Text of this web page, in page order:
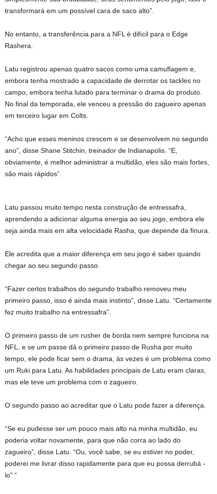
transformará em um possível cara de saco alto”.
No entanto, a transferência para a NFL é difícil para o Edge
Rashera.
Latu registrou apenas quatro sacos como uma camuflagem e,
embora tenha mostrado a capacidade de derrotar os tackles no
campo, embora tenha lutado para terminar o drama do produto.
No final da temporada, ele venceu a pressão do zagueiro apenas
em terceiro lugar em Colts.
“Acho que esses meninos crescem e se desenvolvem no segundo
ano”, disse Shane Stitchin, treinador de Indianapolis. “E,
obviamente, é melhor administrar a multidão, eles são mais fortes,
são mais rápidos”.
Latu passou muito tempo nesta construção de entressafra,
aprendendo a adicionar alguma energia ao seu jogo, embora ele
seja ainda mais em alta velocidade Rasha, que depende da finura.
Ele acredita que a maior diferença em seu jogo é saber quando
chegar ao seu segundo passo.
“Fazer certos trabalhos do segundo trabalho removeu meu
primeiro passo, isso é ainda mais instinto”, disse Latu. “Certamente
fez muito trabalho na entressafra”.
O primeiro passo de um rusher de borda nem sempre funciona na
NFL, e se um passe dá o primeiro passo de Rusha por muito
tempo, ele pode ficar sem o drama, às vezes é um problema como
um Ruki para Latu. As habilidades principais de Latu eram claras,
mas ele teve um problema com o zagueiro.
O segundo passo ao acreditar que o Latu pode fazer a diferença.
“Se eu pudesse ser um pouco mais alto na minha multidão, eu
poderia voltar novamente, para que não corra ao lado do
zagueiro”, disse Latu. “Ou, você sabe, se eu estiver no poder,
poderei me livrar disso rapidamente para que eu possa derrubá -
lo” “